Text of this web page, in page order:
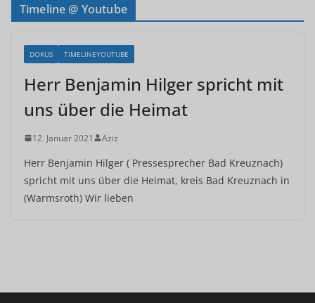
Timeline @ Youtube
DOKUS TIMELINEYOUTUBE
Herr Benjamin Hilger spricht mit
uns über die Heimat
12. Januar 2021 Aziz
Herr Benjamin Hilger ( Pressesprecher Bad Kreuznach)
spricht mit uns über die Heimat, kreis Bad Kreuznach in
(Warmsroth) Wir lieben